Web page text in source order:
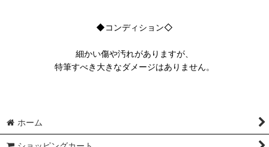
◆コンディション◇
細かい傷や汚れがありますが、
特筆すべき大きなダメージはありません。
ホーム